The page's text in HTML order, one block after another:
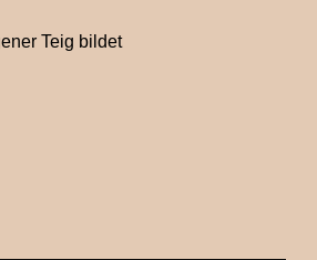
Teig bildet